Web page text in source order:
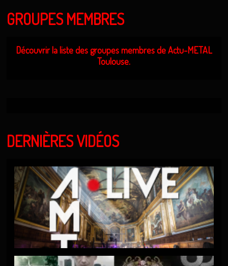
GROUPES MEMBRES
Découvrir la liste des groupes membres de Actu-METAL
Toulouse.
DERNIÈRES VIDÉOS